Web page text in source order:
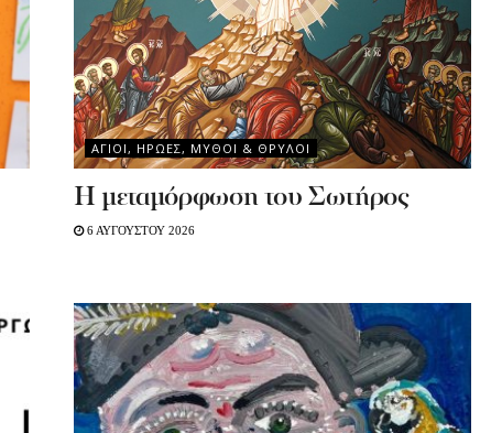
ΑΓΙΟΙ, ΗΡΩΕΣ, ΜΥΘΟΙ & ΘΡΥΛΟΙ
Η μεταμόρφωση του Σωτήρος
6 ΑΥΓΟΥΣΤΟΥ 2026